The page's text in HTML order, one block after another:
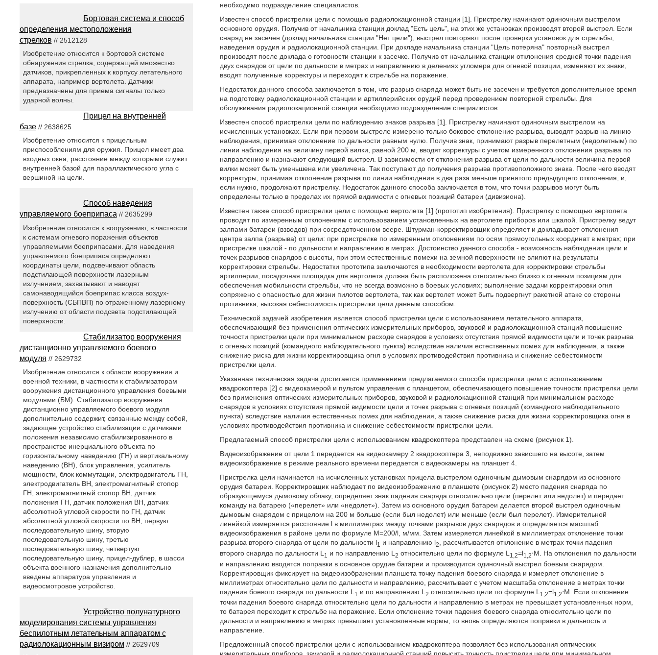
необходимо подразделение специалистов.
Известен способ пристрелки цели с помощью радиолокационной станции [1]. Пристрелку начинают одиночным выстрелом
основного орудия. Получив от начальника станции доклад "Есть цель", на этих же установках производят второй выстрел. Если
снаряд не засечен (доклад начальника станции "Нет цели"), выстрел повторяют после проверки установок для стрельбы,
наведения орудия и радиолокационной станции. При докладе начальника станции "Цель потеряна" повторный выстрел
производят после доклада о готовности станции к засечке. Получив от начальника станции отклонения средней точки падения
двух снарядов от цели по дальности в метрах и направлению в делениях угломера для огневой позиции, изменяют их знаки,
вводят полученные корректуры и переходят к стрельбе на поражение.
Недостаток данного способа заключается в том, что разрыв снаряда может быть не засечен и требуется дополнительное время
на подготовку радиолокационной станции и артиллерийских орудий перед проведением повторной стрельбы. Для
обслуживания радиолокационной станции необходимо подразделение специалистов.
Известен способ пристрелки цели по наблюдению знаков разрыва [1]. Пристрелку начинают одиночным выстрелом на
исчисленных установках. Если при первом выстреле измерено только боковое отклонение разрыва, выводят разрыв на линию
наблюдения, принимая отклонение по дальности равным нулю. Получив знак, принимают разрыв перелетным (недолетным) по
линии наблюдения на величину первой вилки, равной 200 м, вводят корректуры с учетом измеренного отклонения разрыва по
направлению и назначают следующий выстрел. В зависимости от отклонения разрыва от цели по дальности величина первой
вилки может быть уменьшена или увеличена. Так поступают до получения разрыва противоположного знака. После чего вводят
корректуры, принимая отклонение разрыва по линии наблюдения в два раза меньше принятого предыдущего отклонения, и,
если нужно, продолжают пристрелку. Недостаток данного способа заключается в том, что точки разрывов могут быть
определены только в пределах их прямой видимости с огневых позиций батареи (дивизиона).
Известен также способ пристрелки цели с помощью вертолета [1] (прототип изобретения). Пристрелку с помощью вертолета
проводят по измеренным отклонениям с использованием установленных на вертолете приборов или шкалой. Пристрелку ведут
залпами батареи (взводов) при сосредоточенном веере. Штурман-корректировщик определяет и докладывает отклонения
центра залпа (разрыва) от цели: при пристрелке по измеренным отклонениям по осям прямоугольных координат в метрах; при
пристрелке шкалой - по дальности и направлению в метрах. Достоинство данного способа - возможность наблюдения цели и
точек разрывов снарядов с высоты, при этом естественные помехи на земной поверхности не влияют на результаты
корректировки стрельбы. Недостатки прототипа заключаются в необходимости вертолета для корректировки стрельбы
артиллерии, посадочная площадка для вертолета должна быть расположена относительно близко к огневым позициям для
обеспечения мобильности стрельбы, что не всегда возможно в боевых условиях; выполнение задачи корректировки огня
сопряжено с опасностью для жизни пилотов вертолета, так как вертолет может быть подвергнут ракетной атаке со стороны
противника; высокая себестоимость пристрелки цели данным способом.
Технической задачей изобретения является способ пристрелки цели с использованием летательного аппарата,
обеспечивающий без применения оптических измерительных приборов, звуковой и радиолокационной станций повышение
точности пристрелки цели при минимальном расходе снарядов в условиях отсутствия прямой видимости цели и точек разрыва
с огневых позиций (командного наблюдательного пункта) вследствие наличия естественных помех для наблюдения, а также
снижение риска для жизни корректировщика огня в условиях противодействия противника и снижение себестоимости
пристрелки цели.
Указанная техническая задача достигается применением предлагаемого способа пристрелки цели с использованием
квадрокоптера [2] с видеокамерой и пультом управления с планшетом, обеспечивающего повышение точности пристрелки цели
без применения оптических измерительных приборов, звуковой и радиолокационной станций при минимальном расходе
снарядов в условиях отсутствия прямой видимости цели и точек разрыва с огневых позиций (командного наблюдательного
пункта) вследствие наличия естественных помех для наблюдения, а также снижение риска для жизни корректировщика огня в
условиях противодействия противника и снижение себестоимости пристрелки цели.
Предлагаемый способ пристрелки цели с использованием квадрокоптера представлен на схеме (рисунок 1).
Видеоизображение от цели 1 передается на видеокамеру 2 квадрокоптера 3, неподвижно зависшего на высоте, затем
видеоизображение в режиме реального времени передается с видеокамеры на планшет 4.
Пристрелка цели начинается на исчисленных установках прицела выстрелом одиночным дымовым снарядом из основного
орудия батареи. Корректировщик наблюдает по видеоизображению в планшете (рисунок 2) место падения снаряда по
образующемуся дымовому облаку, определяет знак падения снаряда относительно цели (перелет или недолет) и передает
команду на батарею («перелет» или «недолет»). Затем из основного орудия батареи делается второй выстрел одиночным
дымовым снарядом с прицелом на 200 м больше (если был недолет) или меньше (если был перелет). Измерительной
линейкой измеряется расстояние l в миллиметрах между точками разрывов двух снарядов и определяется масштаб
видеоизображения в районе цели по формуле М=200/l, м/мм. Затем измеряется линейкой в миллиметрах отклонение точки
разрыва второго снаряда от цели по дальности l1 и направлению l2
, рассчитывается отклонение в метрах точки падения
второго снаряда по дальности L 1 и по направлению L2 относительно цели по формуле L 1,2=l1,2⋅M. На отклонения по дальности
и направлению вводятся поправки в основное орудие батареи и производится одиночный выстрел боевым снарядом.
Корректировщик фиксирует на видеоизображении планшета точку падения боевого снаряда и измеряет отклонение в
миллиметрах относительно цели по дальности и направлению, рассчитывает с учетом масштаба отклонение в метрах точки
падения боевого снаряда по дальности L 1 и по направлению L2 относительно цели по формуле L 1,2=l1,2⋅M. Если отклонение
точки падения боевого снаряда относительно цели по дальности и направлению в метрах не превышает установленных норм,
то батарея переходит к стрельбе на поражение. Если отклонение точки падения боевого снаряда относительно цели по
дальности и направлению в метрах превышает установленные нормы, то вновь определяются поправки в дальность и
направление.
Предложенный способ пристрелки цели с использованием квадрокоптера позволяет без использования оптических
Бортовая система и способ
определения местоположения
стрелков // 2512128
Изобретение относится к бортовой системе
обнаружения стрелка, содержащей множество
датчиков, прикрепленных к корпусу летательного
аппарата, например вертолета. Датчики
предназначены для приема сигналы только
ударной волны.
Прицел на внутренней
базе// 2638625
Изобретение относится к прицельным
приспособлениям для оружия. Прицел имеет два
входных окна, расстояние между которыми служит
внутренней базой для параллактического угла с
вершиной на цели.
Способ наведения
управляемого боеприпаса// 2635299
Изобретение относится к вооружению, в частности
к системам огневого поражения объектов
управляемыми боеприпасами. Для наведения
управляемого боеприпаса определяют
координаты цели, подсвечивают область
подстилающей поверхности лазерным
излучением, захватывают и наводят
самонаводящийся боеприпас класса воздух-
поверхность (СБПВП) по отраженному лазерному
излучению от области подсвета подстилающей
поверхности.
Стабилизатор вооружения
дистанционно управляемого боевого
модуля // 2629732
Изобретение относится к области вооружения и
военной техники, в частности к стабилизаторам
вооружения дистанционного управления боевыми
модулями (БМ). Стабилизатор вооружения
дистанционно управляемого боевого модуля
дополнительно содержит, связанные между собой,
задающее устройство стабилизации с датчиками
положения независимо стабилизированного в
пространстве инерциального объекта по
горизонтальному наведению (ГН) и вертикальному
наведению (ВН), блок управления, усилитель
мощности, блок коммутации, электродвигатель ГН,
электродвигатель ВН, электромагнитный стопор
ГН, электромагнитный стопор ВН, датчик
положения ГН, датчик положения ВН, датчик
абсолютной угловой скорости по ГН, датчик
абсолютной угловой скорости по ВН, первую
последовательную шину, вторую
последовательную шину, третью
последовательную шину, четвертую
последовательную шину, прицел-дублер, в шасси
объекта военного назначения дополнительно
введены аппаратура управления и
видеосмотровое устройство.
Устройство полунатурного
моделирования системы управления
беспилотным летательным аппаратом с
радиолокационным визиром // 2629709